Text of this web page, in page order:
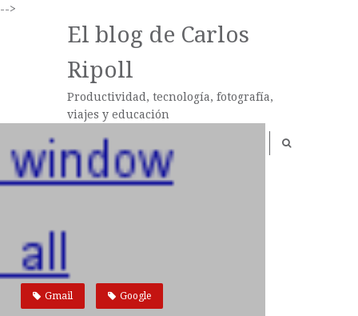
-->
El blog de Carlos
Ripoll
Productividad, tecnología, fotografía,
viajes y educación
Gmail Google